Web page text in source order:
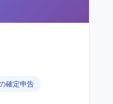
確定申告